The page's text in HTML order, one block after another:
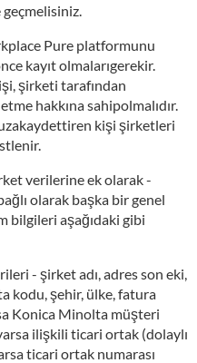
Pure platformunu
kayıt olmalarıgerekir.
şirketi tarafından
hakkına sahipolmalıdır.
kişi şirketleri
verilerine ek olarak -
olarak başka bir genel
aşağıdaki gibi
- şirket adı, adres son eki,
kodu, şehir, ülke, fatura
Konica Minolta müşteri
ilişkili ticari ortak (dolaylı
ticari ortak numarası